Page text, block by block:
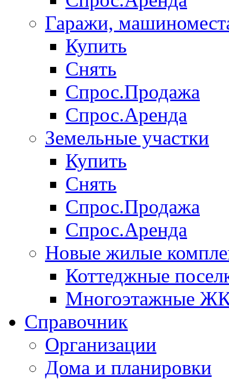
Гаражи,
Купить
Снять
Спрос.Продажа
Спрос.Аренда
Земельные участки
Купить
Снять
Спрос.Продажа
Спрос.Аренда
Новые жилые
Коттеджные
Многоэтажные
Справочник
Организации
Дома и планировки